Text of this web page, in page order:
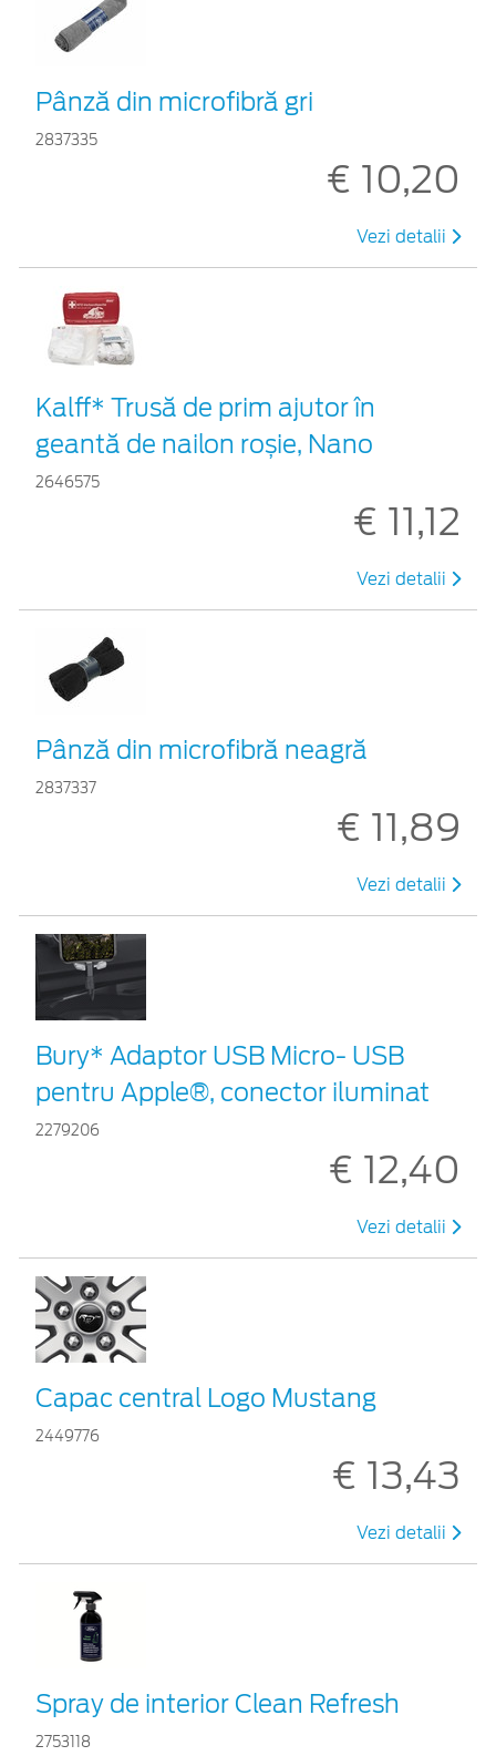
Pânză din microfibră gri
2837335
€ 10,20
Vezi detalii
Kalff* Trusă de prim ajutor în
geantă de nailon roșie, Nano
2646575
€ 11,12
Vezi detalii
Pânză din microfibră neagră
2837337
€ 11,89
Vezi detalii
Bury* Adaptor USB Micro- USB
pentru Apple®, conector iluminat
2279206
€ 12,40
Vezi detalii
Capac central Logo Mustang
2449776
€ 13,43
Vezi detalii
Spray de interior Clean Refresh
2753118